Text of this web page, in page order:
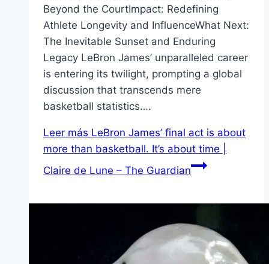
Beyond the CourtImpact: Redefining
Athlete Longevity and InfluenceWhat Next:
The Inevitable Sunset and Enduring
Legacy LeBron James’ unparalleled career
is entering its twilight, prompting a global
discussion that transcends mere
basketball statistics….
Leer más LeBron James’ final act is about
more than basketball. It’s about time |
Claire de Lune – The Guardian